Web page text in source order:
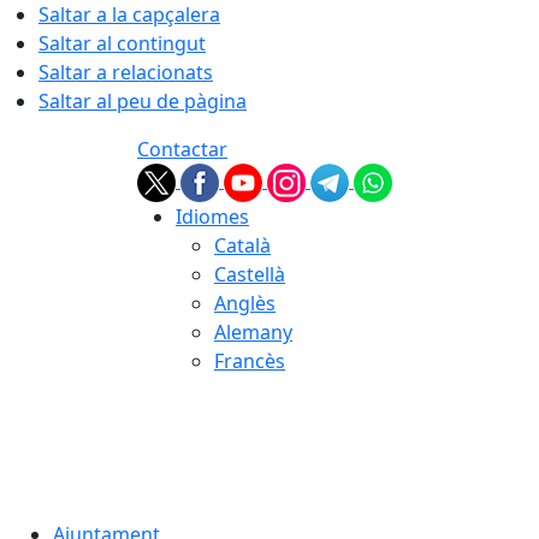
Saltar a la capçalera
Saltar al contingut
Saltar a relacionats
Saltar al peu de pàgina
Contactar
Idiomes
Català
Castellà
Anglès
Alemany
Francès